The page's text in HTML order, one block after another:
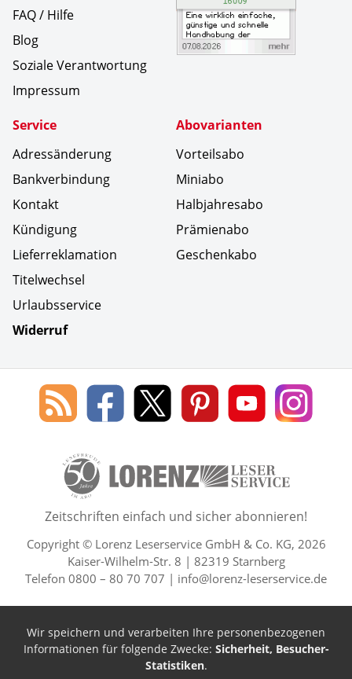
FAQ / Hilfe
Blog
Soziale Verantwortung
Impressum
Service
Adressänderung
Bankverbindung
Kontakt
Kündigung
Lieferreklamation
Titelwechsel
Urlaubsservice
Widerruf
Abovarianten
Vorteilsabo
Miniabo
Halbjahresabo
Prämienabo
Geschenkabo
Social Media
Blog
des
Leserservice
Lorenz
Leserservice
Lorenz
Leserservice
Lorenz
Leserservice
Lorenz
Leserservice
Lorenz
50 Lesefreude im Abo Jahre
Zeitschriften einfach und sicher abonnieren!
Copyright © Lorenz Leserservice GmbH & Co. KG, 2026
Kaiser-Wilhelm-Str. 8 | 82319 Starnberg
Telefon 0800 – 80 70 707 | info@lorenz-leserservice.de
Wir speichern und verarbeiten Ihre personenbezogenen
Informationen für folgende Zwecke: Sicherheit, Besucher-
Statistiken.